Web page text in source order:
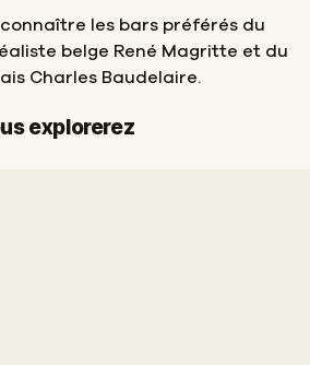
les bars préférés du
belge René Magritte et du
Charles Baudelaire.
explorerez